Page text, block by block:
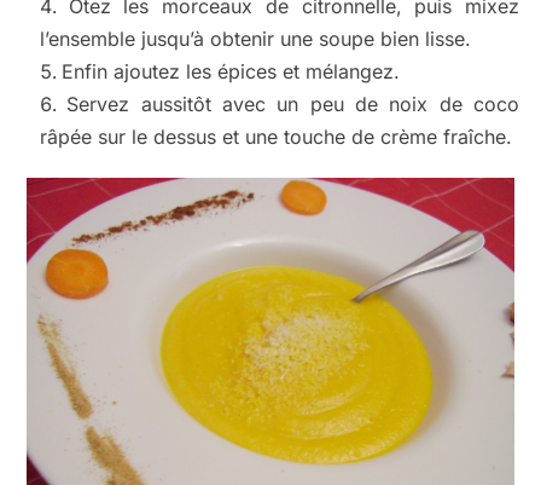
Otez les morceaux de citronnelle, puis mixez
l’ensemble jusqu’à obtenir une soupe bien lisse.
Enfin ajoutez les épices et mélangez.
Servez aussitôt avec un peu de noix de coco
râpée sur le dessus et une touche de crème fraîche.